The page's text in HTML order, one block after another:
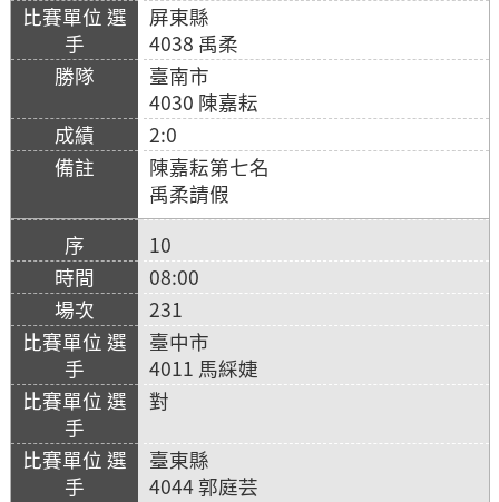
屏東縣
4038 禹柔
臺南市
4030 陳嘉耘
2:0
陳嘉耘第七名
禹柔請假
10
08:00
231
臺中市
4011 馬綵婕
對
臺東縣
4044 郭庭芸